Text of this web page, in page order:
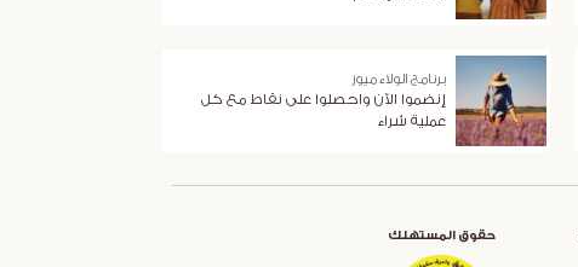
برنامج الولاء ميوز
إنضموا الآن واحصلوا على نقاط مع كل
عملية شراء
حقوق المستهلك